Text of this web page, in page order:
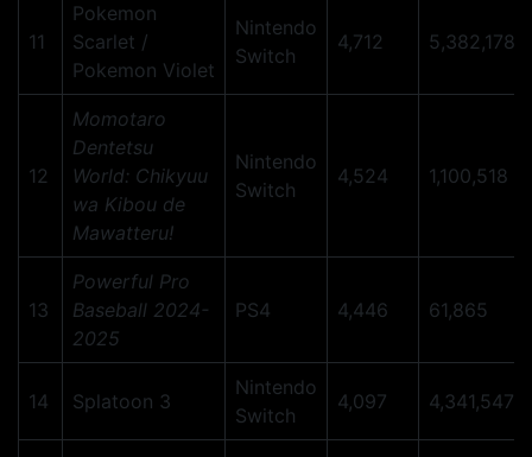
11
Pokemon
Scarlet /
Pokemon Violet
Nintendo
Switch
4,712 5,382,178
12
Momotaro
Dentetsu
World: Chikyuu
wa Kibou de
Mawatteru!
Nintendo
Switch
4,524 1,100,518
13
Powerful Pro
Baseball 2024-
2025
PS4 4,446 61,865
14 Splatoon 3
Nintendo
Switch
4,097 4,341,547